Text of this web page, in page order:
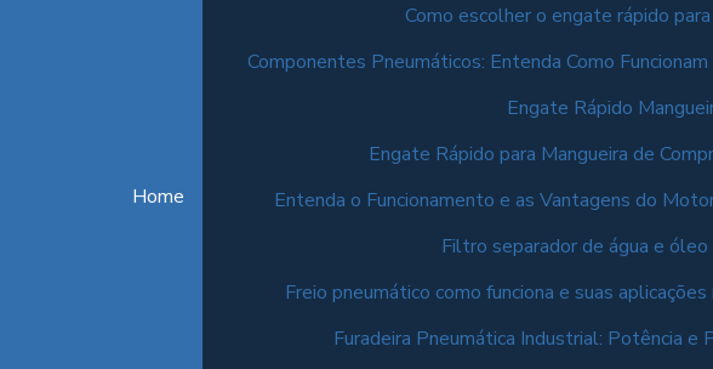
Home
Como escolher o engate rápido
Componentes Pneumáticos: Entenda Como
Engate Rápido
Engate Rápido para Mangueira de
Entenda o Funcionamento e as Vantagens do
Filtro separador de água e
Freio pneumático como funciona e suas
Furadeira Pneumática Industrial: Potência e